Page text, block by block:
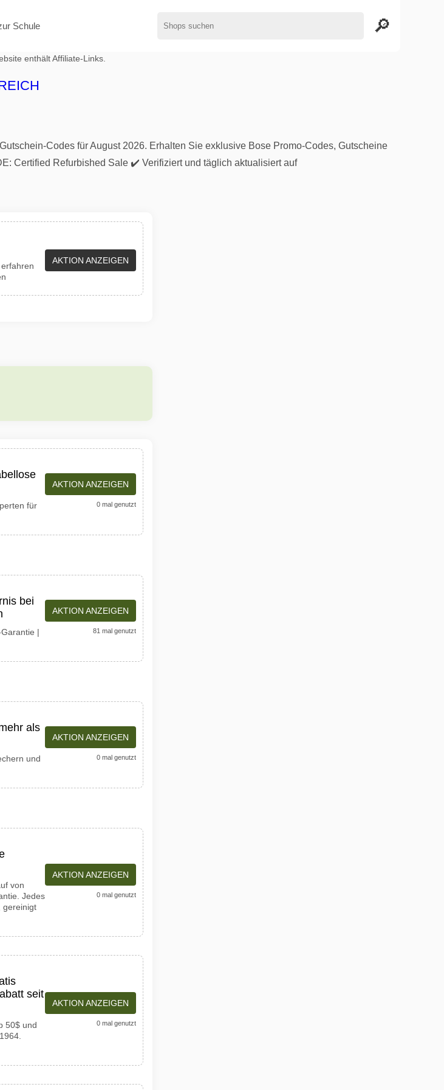
Schule
enthält Affiliate-Links.
Codes für August 2026. Erhalten Sie exklusive Bose Promo-Codes, Gutscheine
Certified Refurbished Sale ✔️ Verifiziert und täglich aktualisiert auf
AKTION ANZEIGEN
für
AKTION ANZEIGEN
0 mal genutzt
bei
|
AKTION ANZEIGEN
81 mal genutzt
als
und
AKTION ANZEIGEN
0 mal genutzt
von
Jedes
gereinigt
AKTION ANZEIGEN
0 mal genutzt
seit
50$ und
AKTION ANZEIGEN
0 mal genutzt